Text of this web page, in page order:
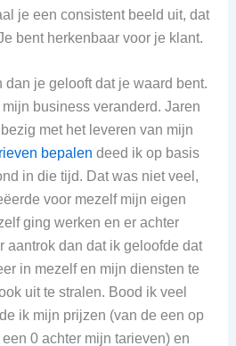
je een consistent beeld uit, dat
bent herkenbaar voor je klant.
dan je gelooft dat je waard bent.
business veranderd. Jaren
met het leveren van mijn
bepalen deed ik op basis
in die tijd. Dat was niet veel,
voor mezelf mijn eigen
ging werken en er achter
aantrok dan dat ik geloofde dat
in mezelf en mijn diensten te
uit te stralen. Bood ik veel
ik mijn prijzen (van de een op
0 achter mijn tarieven) en